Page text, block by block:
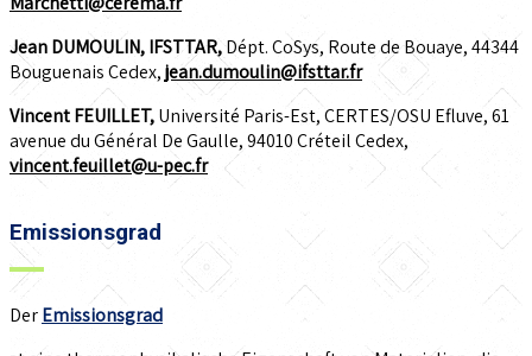
Jean DUMOULIN, IFSTTAR,Dépt. CoSys, Route de Bouaye, 44344
Bouguenais Cedex,jean.dumoulin@ifsttar.fr
Vincent FEUILLET,Université Paris-Est, CERTES/OSU Efluve, 61
avenue du Général De Gaulle, 94010 Créteil Cedex,
vincent.feuillet@u-pec.fr
Emissionsgrad
DerEmissionsgrad